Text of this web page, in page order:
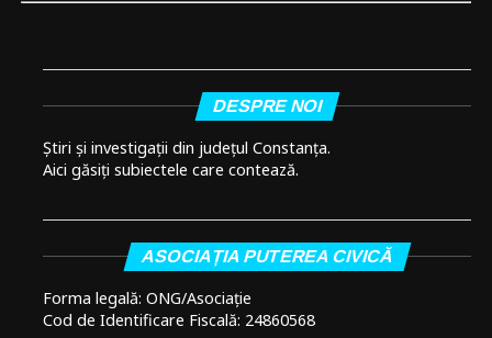
DESPRE NOI
Știri și investigații din județul Constanța.
Aici găsiți subiectele care contează.
ASOCIAȚIA PUTEREA CIVICĂ
Forma legală: ONG/Asociație
Cod de Identificare Fiscală: 24860568